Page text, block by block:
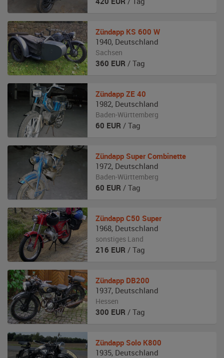
Zündapp KS 600 W
1940, Deutschland
Sachsen
360 EUR / Tag
Zündapp ZE 40
1982, Deutschland
Baden-Württemberg
60 EUR / Tag
Zündapp Super Combinette
1972, Deutschland
Baden-Württemberg
60 EUR / Tag
Zündapp C50 Super
1968, Deutschland
sonstiges Land
216 EUR / Tag
Zündapp DB200
1937, Deutschland
Hessen
300 EUR / Tag
Zündapp Solo K800
1935, Deutschland